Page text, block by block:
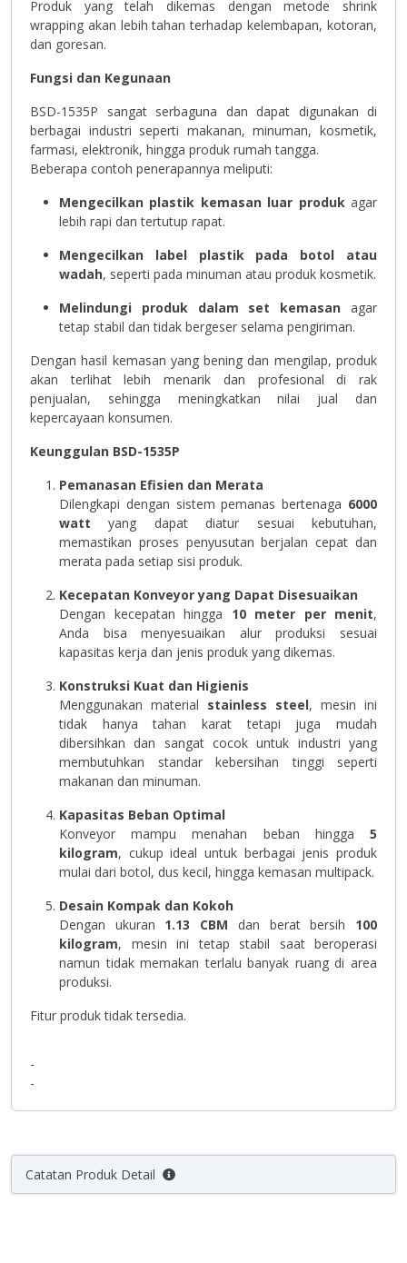
Produk yang telah dikemas dengan metode shrink
wrapping akan lebih tahan terhadap kelembapan, kotoran,
dan goresan.
Fungsi dan Kegunaan
BSD-1535P sangat serbaguna dan dapat digunakan di
berbagai industri seperti makanan, minuman, kosmetik,
farmasi, elektronik, hingga produk rumah tangga.
Beberapa contoh penerapannya meliputi:
Mengecilkan plastik kemasan luar produkagar
lebih rapi dan tertutup rapat.
Mengecilkan label plastik pada botol atau
wadah, seperti pada minuman atau produk kosmetik.
Melindungi produk dalam set kemasan agar
tetap stabil dan tidak bergeser selama pengiriman.
Dengan hasil kemasan yang bening dan mengilap, produk
akan terlihat lebih menarik dan profesional di rak
penjualan, sehingga meningkatkan nilai jual dan
kepercayaan konsumen.
Keunggulan BSD-1535P
Pemanasan Efisien dan Merata
Dilengkapi dengan sistem pemanas bertenaga 6000
watt yang dapat diatur sesuai kebutuhan,
memastikan proses penyusutan berjalan cepat dan
merata pada setiap sisi produk.
Kecepatan Konveyor yang Dapat Disesuaikan
Dengan kecepatan hingga 10 meter per menit,
Anda bisa menyesuaikan alur produksi sesuai
kapasitas kerja dan jenis produk yang dikemas.
Konstruksi Kuat dan Higienis
Menggunakan material stainless steel, mesin ini
tidak hanya tahan karat tetapi juga mudah
dibersihkan dan sangat cocok untuk industri yang
membutuhkan standar kebersihan tinggi seperti
makanan dan minuman.
Kapasitas Beban Optimal
Konveyor mampu menahan beban hingga 5
kilogram, cukup ideal untuk berbagai jenis produk
mulai dari botol, dus kecil, hingga kemasan multipack.
Desain Kompak dan Kokoh
Dengan ukuran 1.13 CBM dan berat bersih 100
kilogram, mesin ini tetap stabil saat beroperasi
namun tidak memakan terlalu banyak ruang di area
produksi.
Fitur produk tidak tersedia.
-
-
Catatan Produk Detail